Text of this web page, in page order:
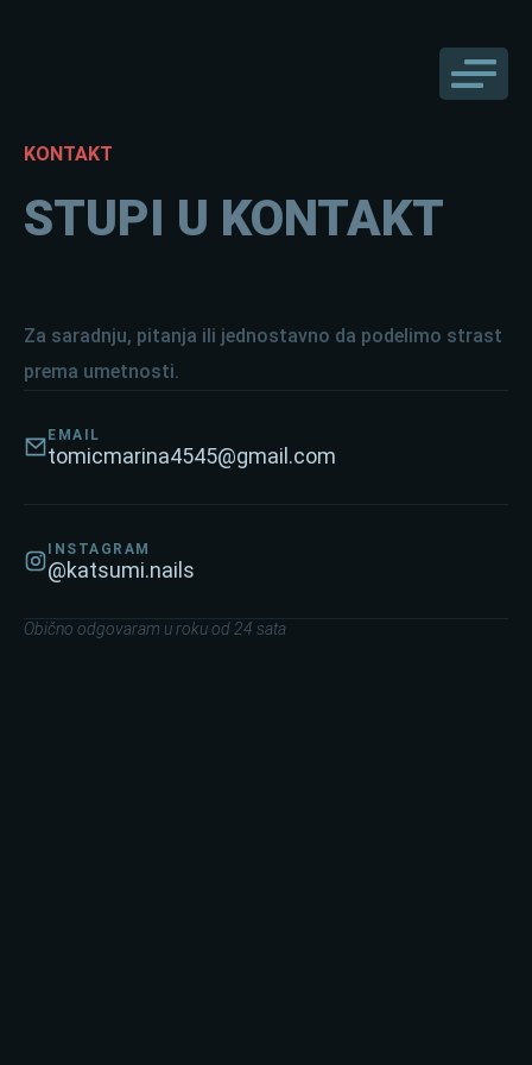
KONTAKT
STUPI U KONTAKT
Za saradnju, pitanja ili jednostavno da podelimo strast
prema umetnosti.
EMAIL
tomicmarina4545@gmail.com
INSTAGRAM
@katsumi.nails
Obično odgovaram u roku od 24 sata